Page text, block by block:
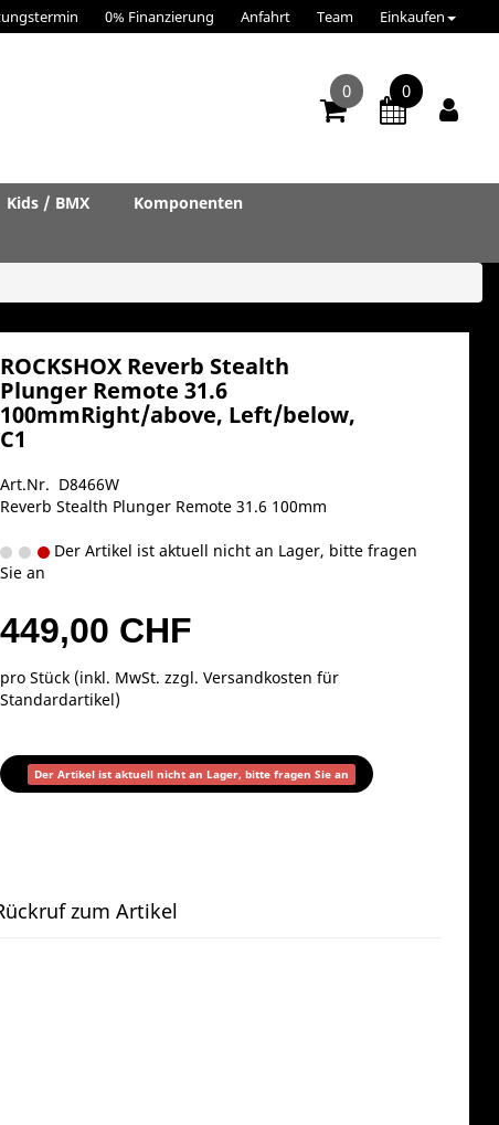
0% Finanzierung Anfahrt Team Einkaufen
0 0
Kids / BMX
Komponenten
ROCKSHOX Reverb Stealth
Plunger Remote 31.6
100mmRight/above, Left/below,
C1
Art.Nr. D8466W
Reverb Stealth Plunger Remote 31.6 100mm
Der Artikel ist aktuell nicht an Lager, bitte fragen
Sie an
449,00 CHF
pro Stück (inkl. MwSt. zzgl.Versandkosten für
Standardartikel)
Der Artikel ist aktuell nicht an Lager, bitte fragen Sie an
zum Artikel